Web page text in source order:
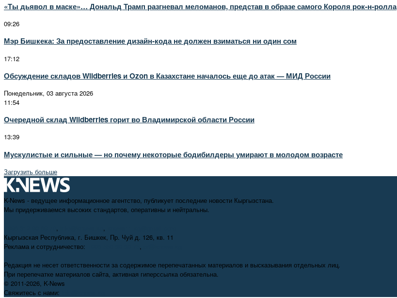
«Ты дьявол в маске»… Дональд Трамп разгневал меломанов, представ в образе самого Короля рок-н-ролла
09:26
Мэр Бишкека: За предоставление дизайн-кода не должен взиматься ни один сом
17:12
Обсуждение складов Wildberries и Ozon в Казахстане началось еще до атак — МИД России
Понедельник, 03 августа 2026
11:54
Очередной склад Wildberries горит во Владимирской области России
13:39
Мускулистые и сильные — но почему некоторые бодибилдеры умирают в молодом возрасте
Загрузить больше
K-News - ведущее информационное агентство, публикует последние новости Кыргызстана.
Мы придерживаемся высоких стандартов, оперативны и нейтральны.
, ,
Кыргызская Республика, г. Бишкек, Пр. Чуй д. 126, кв. 11
Реклама и сотрудничество:
,
Редакция не несет ответственности за содержимое перепечатанных материалов и высказывания отдельных лиц.
При перепечатке материалов сайта, активная гиперссылка обязательна.
© 2011-2026, K-News
Свяжитесь с нами: